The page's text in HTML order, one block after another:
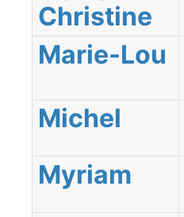
Christine
Marie-Lou
Michel
Myriam